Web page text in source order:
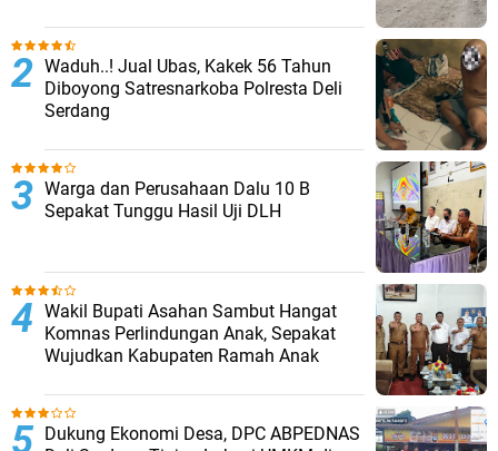
Waduh..! Jual Ubas, Kakek 56 Tahun
Diboyong Satresnarkoba Polresta Deli
Serdang
Warga dan Perusahaan Dalu 10 B
Sepakat Tunggu Hasil Uji DLH
Wakil Bupati Asahan Sambut Hangat
Komnas Perlindungan Anak, Sepakat
Wujudkan Kabupaten Ramah Anak
Dukung Ekonomi Desa, DPC ABPEDNAS